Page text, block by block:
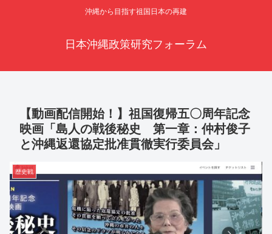
沖縄から目指す祖国日本の再建
日本沖縄政策研究フォーラム
【動画配信開始！】祖国復帰五〇周年記念
映画「島人の戦後秘史 第一章：仲村俊子
と沖縄返還協定批准貫徹実行委員会」
歴史戦